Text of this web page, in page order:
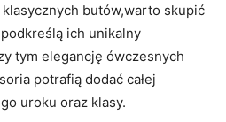
butów,warto skupić
ich unikalny
tym elegancję ówczesnych
potrafią dodać całej
uroku oraz klasy.